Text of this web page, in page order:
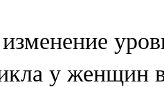
у женщин